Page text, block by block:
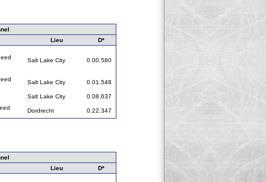
Lieu
D*
Salt Lake City 0.00.580
Salt Lake City 0.01.548
Salt Lake City
0.08.637
Dordrecht 0.22.347
Lieu
D*